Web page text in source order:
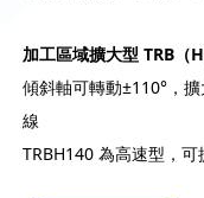
加工區域擴大型 TRB （H
傾斜軸可轉動±110°，
線
TRBH140 為高速型，可